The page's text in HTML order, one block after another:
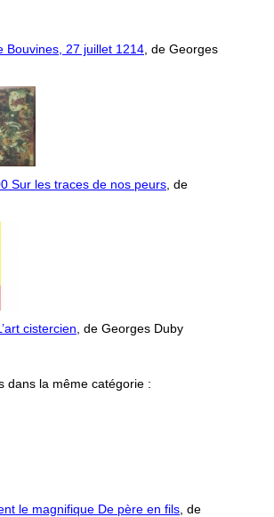
Bouvines, 27 juillet 1214 , de Georges
Sur les traces de nos peurs , de
cistercien , de Georges Duby
dans la même catégorie :
le magnifique De père en fils , de